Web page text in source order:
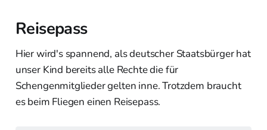
Reisepass
Hier wird's spannend, als deutscher Staatsbürger hat
unser Kind bereits alle Rechte die für
Schengenmitglieder gelten inne. Trotzdem braucht
es beim Fliegen einen Reisepass.